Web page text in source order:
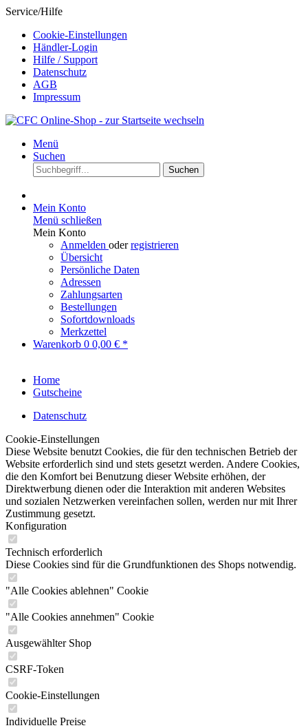
Service/Hilfe
Cookie-Einstellungen
Händler-Login
Hilfe / Support
Datenschutz
AGB
Impressum
Menü
Suchen
Suchen
Mein Konto
Menü schließen
Mein Konto
Anmelden oderregistrieren
Übersicht
Persönliche Daten
Adressen
Zahlungsarten
Bestellungen
Sofortdownloads
Merkzettel
Warenkorb 0 0,00 € *
Home
Gutscheine
Datenschutz
Cookie-Einstellungen
Diese Website benutzt Cookies, die für den technischen Betrieb der
Website erforderlich sind und stets gesetzt werden. Andere Cookies,
die den Komfort bei Benutzung dieser Website erhöhen, der
Direktwerbung dienen oder die Interaktion mit anderen Websites
und sozialen Netzwerken vereinfachen sollen, werden nur mit Ihrer
Zustimmung gesetzt.
Konfiguration
Technisch erforderlich
Diese Cookies sind für die Grundfunktionen des Shops notwendig.
"Alle Cookies ablehnen" Cookie
"Alle Cookies annehmen" Cookie
Ausgewählter Shop
CSRF-Token
Cookie-Einstellungen
Individuelle Preise